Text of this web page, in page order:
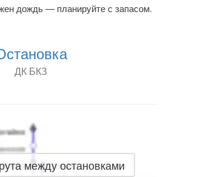
дождь — планируйте с запасом.
ДК БКЗ
между остановками